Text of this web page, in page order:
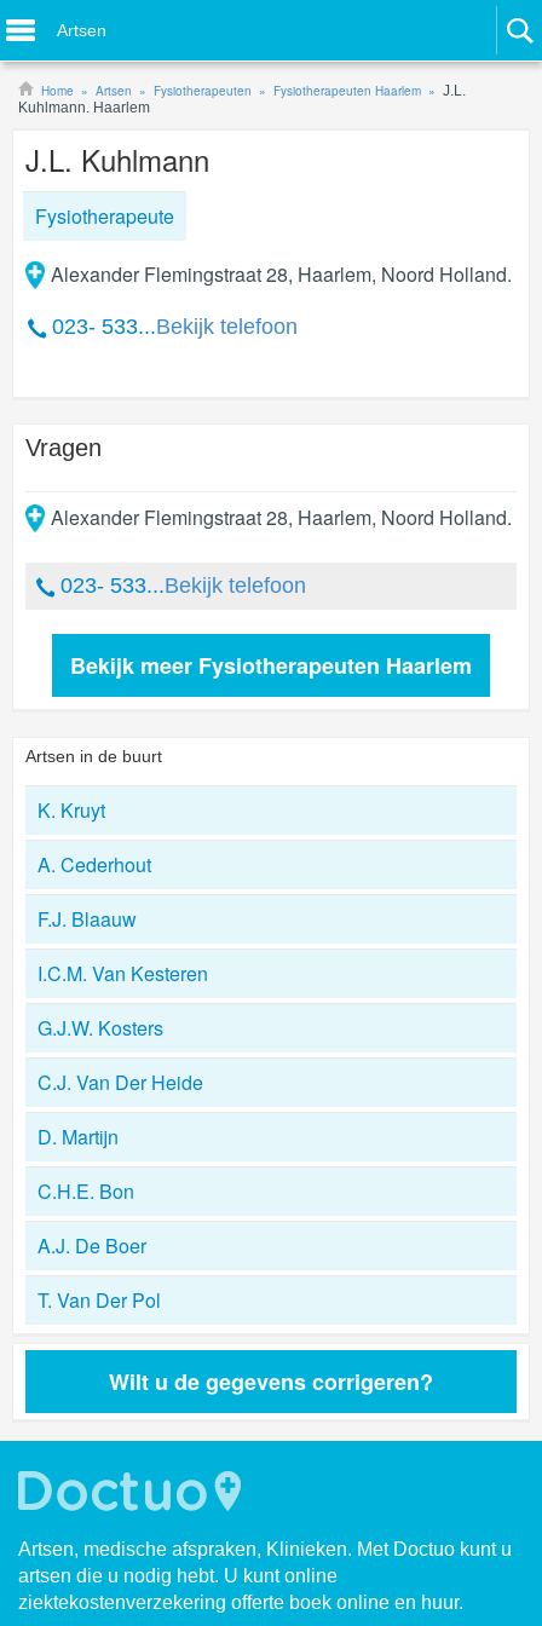
Artsen
Home Artsen Fysiotherapeuten Fysiotherapeuten Haarlem
J.L.
Kuhlmann. Haarlem
J.L. Kuhlmann
Fysiotherapeute
Alexander Flemingstraat 28, Haarlem, Noord Holland.
023- 533...Bekijk telefoon
Vragen
Alexander Flemingstraat 28, Haarlem, Noord Holland.
023- 533...Bekijk telefoon
Bekijk meer Fysiotherapeuten Haarlem
Artsen in de buurt
K. Kruyt
A. Cederhout
F.J. Blaauw
I.C.M. Van Kesteren
G.J.W. Kosters
C.J. Van Der Heide
D. Martijn
C.H.E. Bon
A.J. De Boer
T. Van Der Pol
Wilt u de gegevens corrigeren?
Artsen, medische afspraken, Klinieken. Met Doctuo kunt u
artsen die u nodig hebt. U kunt online
ziektekostenverzekering offerte boek online en huur.